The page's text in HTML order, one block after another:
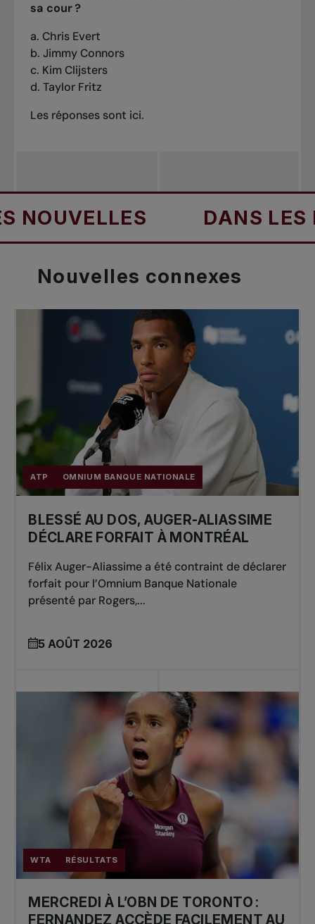
sa cour ?
a. Chris Evert
b. Jimmy Connors
c. Kim Clijsters
d. Taylor Fritz
Les réponses sont ici.
DANS LES
Nouvelles connexes
ATP OMNIUM BANQUE NATIONALE
BLESSÉ AU DOS, AUGER-ALIASSIME
DÉCLARE FORFAIT À MONTRÉAL
Félix Auger-Aliassime a été contraint de déclarer
forfait pour l’Omnium Banque Nationale
présenté par Rogers,...
5 AOÛT 2026
WTA RÉSULTATS
MERCREDI À L’OBN DE TORONTO :
FERNANDEZ ACCÈDE FACILEMENT AU